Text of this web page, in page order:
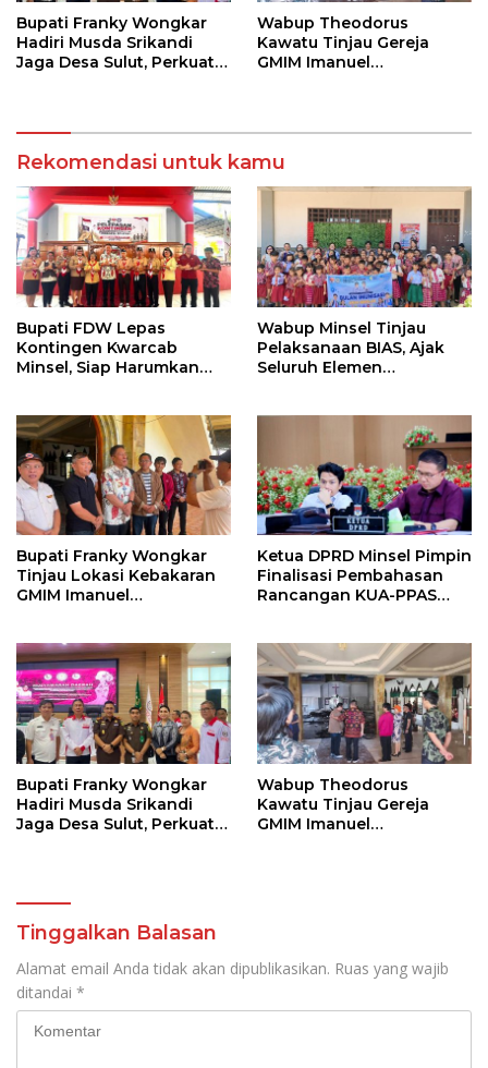
Bupati Franky Wongkar
Hadiri Musda Srikandi
Jaga Desa Sulut, Perkuat
Wabup Theodorus
Kawatu Tinjau Gereja
GMIM Imanuel
bagi Jemaat
Rekomendasi untuk kamu
Bupati FDW Lepas
Kontingen Kwarcab
Minsel, Siap Harumkan
Wabup Minsel Tinjau
Pelaksanaan BIAS, Ajak
Seluruh Elemen
Bupati Franky Wongkar
Tinjau Lokasi Kebakaran
GMIM Imanuel
Dukung Pemulihan
Ketua DPRD Minsel Pimpin
Finalisasi Pembahasan
Rancangan KUA-PPAS
Bupati Franky Wongkar
Hadiri Musda Srikandi
Jaga Desa Sulut, Perkuat
Wabup Theodorus
Kawatu Tinjau Gereja
GMIM Imanuel
Tinggalkan Balasan
Alamat email Anda tidak akan dipublikasikan. Ruas yang wajib
ditandai *